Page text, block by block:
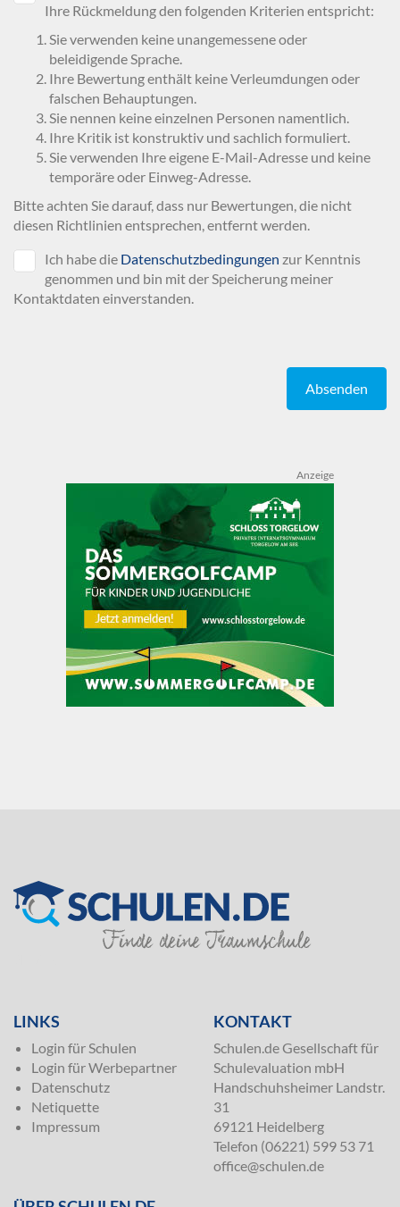
Ihre Rückmeldung den folgenden Kriterien entspricht:
Sie verwenden keine unangemessene oder
beleidigende Sprache.
Ihre Bewertung enthält keine Verleumdungen oder
falschen Behauptungen.
Sie nennen keine einzelnen Personen namentlich.
Ihre Kritik ist konstruktiv und sachlich formuliert.
Sie verwenden Ihre eigene E-Mail-Adresse und keine
temporäre oder Einweg-Adresse.
Bitte achten Sie darauf, dass nur Bewertungen, die nicht
diesen Richtlinien entsprechen, entfernt werden.
Ich habe die Datenschutzbedingungen zur Kenntnis
genommen und bin mit der Speicherung meiner
Kontaktdaten einverstanden.
Absenden
Anzeige
LINKS
Login für Schulen
Login für Werbepartner
Datenschutz
Netiquette
Impressum
KONTAKT
Schulen.de Gesellschaft für
Schulevaluation mbH
Handschuhsheimer Landstr.
31
69121 Heidelberg
Telefon (06221) 599 53 71
office@schulen.de